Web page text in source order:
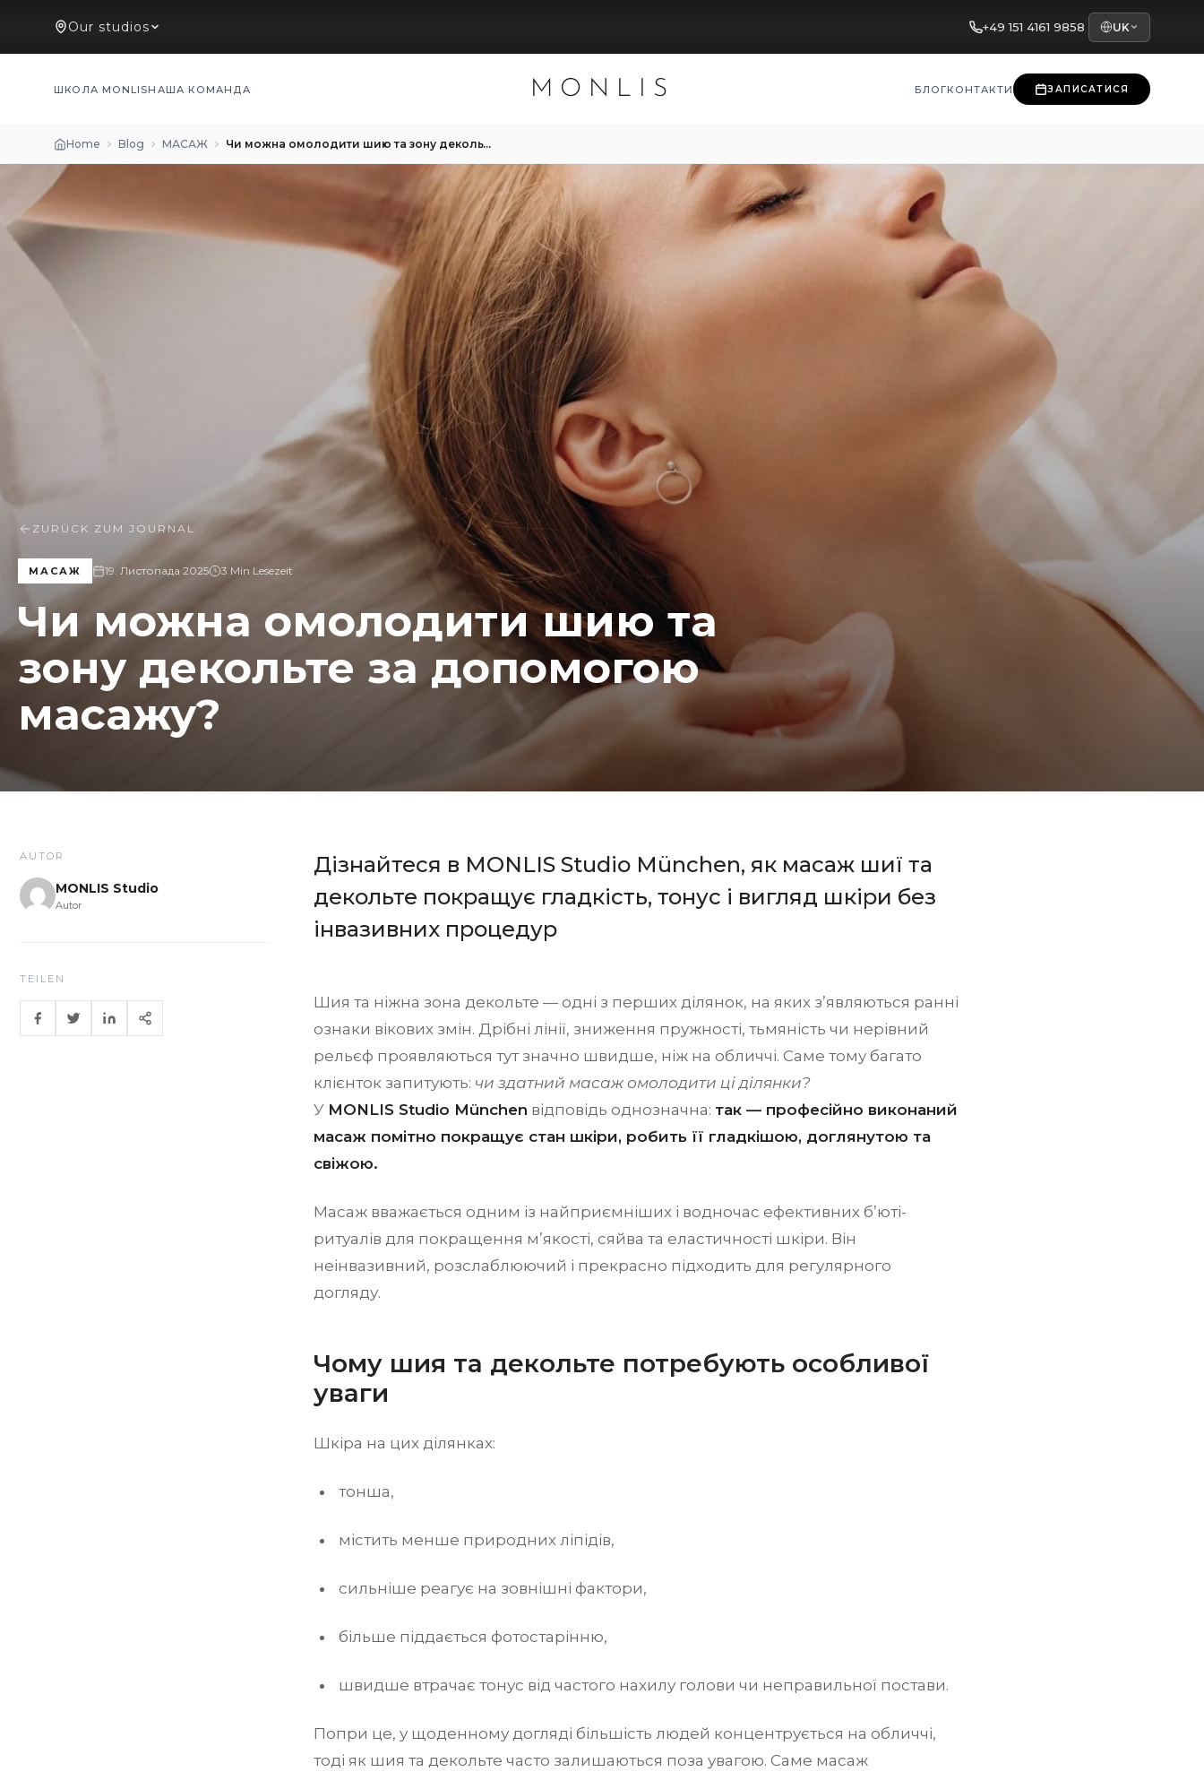
Our studios +49 151 4161 9858 UK
ШКОЛА MONLISНАША КОМАНДА MONLIS БЛОГКОНТАКТИ ЗАПИСАТИСЯ
Home Blog МАСАЖ Чи можна омолодити шию та зону декольте за допомогою масажу?
ZURÜCK ZUM JOURNAL
МАСАЖ 19. Листопада 2025 3 Min Lesezeit
Чи можна омолодити шию та
зону декольте за допомогою
масажу?
AUTOR
MONLIS Studio
Autor
TEILEN
Дізнайтеся в MONLIS Studio München, як масаж шиї та
декольте покращує гладкість, тонус і вигляд шкіри без
інвазивних процедур
Шия та ніжна зона декольте — одні з перших ділянок, на яких з’являються ранні
ознаки вікових змін. Дрібні лінії, зниження пружності, тьмяність чи нерівний
рельєф проявляються тут значно швидше, ніж на обличчі. Саме тому багато
клієнток запитують: чи здатний масаж омолодити ці ділянки?
У MONLIS Studio München відповідь однозначна: так — професійно виконаний
масаж помітно покращує стан шкіри, робить її гладкішою, доглянутою та
свіжою.
Масаж вважається одним із найприємніших і водночас ефективних б’юті-
ритуалів для покращення м’якості, сяйва та еластичності шкіри. Він
неінвазивний, розслаблюючий і прекрасно підходить для регулярного
догляду.
Чому шия та декольте потребують особливої
уваги
Шкіра на цих ділянках:
тонша,
містить менше природних ліпідів,
сильніше реагує на зовнішні фактори,
більше піддається фотостарінню,
швидше втрачає тонус від частого нахилу голови чи неправильної постави.
Попри це, у щоденному догляді більшість людей концентрується на обличчі,
тоді як шия та декольте часто залишаються поза увагою. Саме масаж